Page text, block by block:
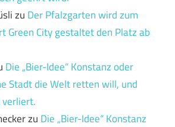
zu Der Pfalzgarten wird zum
Green City gestaltet den Platz ab
Die „Bier-Idee“ Konstanz oder
Stadt die Welt retten will, und
zu Die „Bier-Idee“ Konstanz